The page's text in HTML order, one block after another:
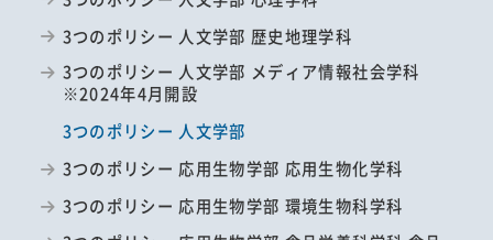
3つのポリシー 人文学部 歴史地理学科
3つのポリシー 人文学部 メディア情報社会学科
※2024年4月開設
3つのポリシー 人文学部
3つのポリシー 応用生物学部 応用生物化学科
3つのポリシー 応用生物学部 環境生物科学科